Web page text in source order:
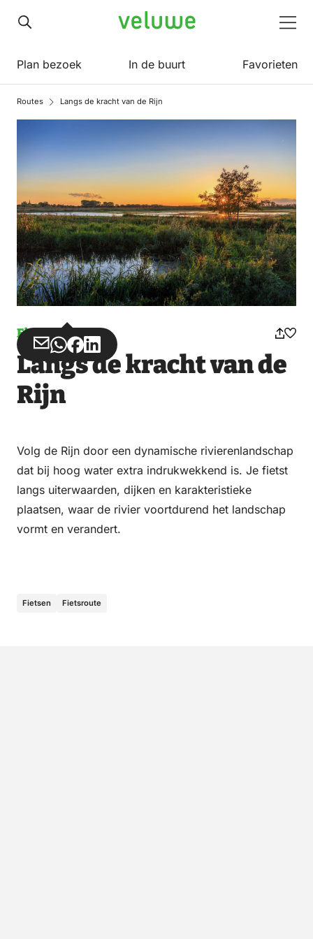
Veluwe
Plan bezoek In de buurt Favorieten
Routes Langs de kracht van de Rijn
Fietsen
Deel
via
Email
Deel
via
Deel
op
Deel
op
Langs de kracht van de
Rijn
Volg de Rijn door een dynamische rivierenlandschap
dat bij hoog water extra indrukwekkend is. Je fietst
langs uiterwaarden, dijken en karakteristieke
plaatsen, waar de rivier voortdurend het landschap
vormt en verandert.
Fietsen Fietsroute